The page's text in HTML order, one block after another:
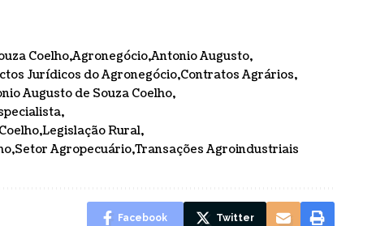
Coelho Agronegócio Antonio Augusto
Jurídicos do Agronegócio Contratos Agrários
Augusto de Souza Coelho
Legislação Rural
Setor Agropecuário Transações Agroindustriais
Facebook Twitter